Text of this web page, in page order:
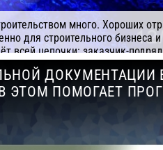
много. Хороших
для строительного бизнеса и
всей цепочки: заказчик-
Компания: АЛТИУС
ДОКУМЕНТАЦИИ
ЭТОМ ПОМОГАЕТ